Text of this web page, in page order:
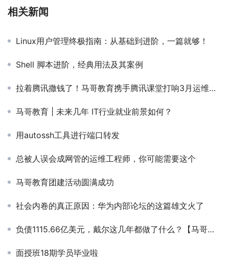
相关新闻
Linux用户管理终极指南：从基础到进阶，一篇就够！
Shell 脚本进阶，经典用法及其案例
拉着腾讯撒钱了！马哥教育携手腾讯课堂打响3月运维人职场逆袭反击战！
马哥教育 | 未来几年 IT行业就业前景如何？
用autossh工具进行端口转发
总被人误会成网管的运维工程师，你可能需要这个
马哥教育团建活动圆满成功
社会内卷的真正原因：华为内部论坛的这篇雄文火了
负债1115.66亿美元，戴尔这几年都做了什么？【马哥教育新闻快报408期】
面授班18期学员毕业啦